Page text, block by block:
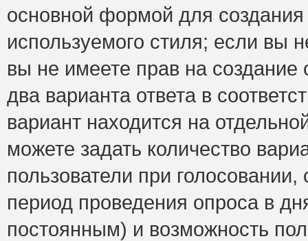
основной формой для
используемого стиля; если вы
вы не имеете прав на
два варианта ответа в
вариант находится на
можете задать количество
пользователи при
период проведения опроса в
постоянным) и возможность